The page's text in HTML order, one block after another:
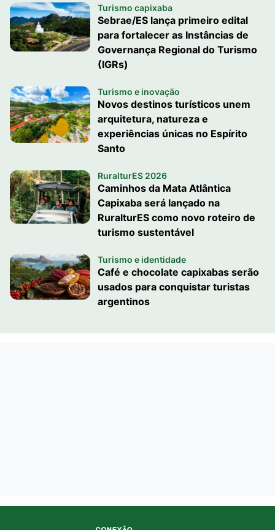
Turismo capixaba
Sebrae/ES lança primeiro edital
para fortalecer as Instâncias de
Governança Regional do Turismo
(IGRs)
Turismo e inovação
Novos destinos turísticos unem
arquitetura, natureza e
experiências únicas no Espírito
Santo
RuralturES 2026
Caminhos da Mata Atlântica
Capixaba será lançado na
RuralturES como novo roteiro de
turismo sustentável
Turismo e identidade
Café e chocolate capixabas serão
usados para conquistar turistas
argentinos